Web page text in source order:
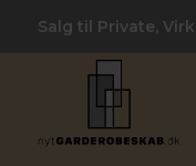
Salg til Private,